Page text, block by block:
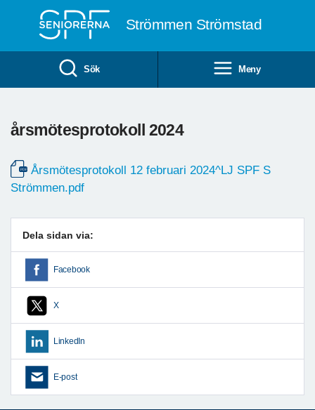
Strömmen Strömstad
Sök Meny
årsmötesprotokoll 2024
Årsmötesprotokoll 12 februari 2024^LJ SPF S
Strömmen.pdf
Dela sidan via:
Facebook
X
LinkedIn
E-post